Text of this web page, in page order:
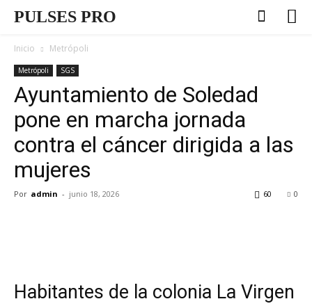
PULSES PRO
Inicio Metrópoli
Metrópoli SGS
Ayuntamiento de Soledad
pone en marcha jornada
contra el cáncer dirigida a las
mujeres
Por admin - junio 18, 2026 0
60
Habitantes de la colonia La Virgen